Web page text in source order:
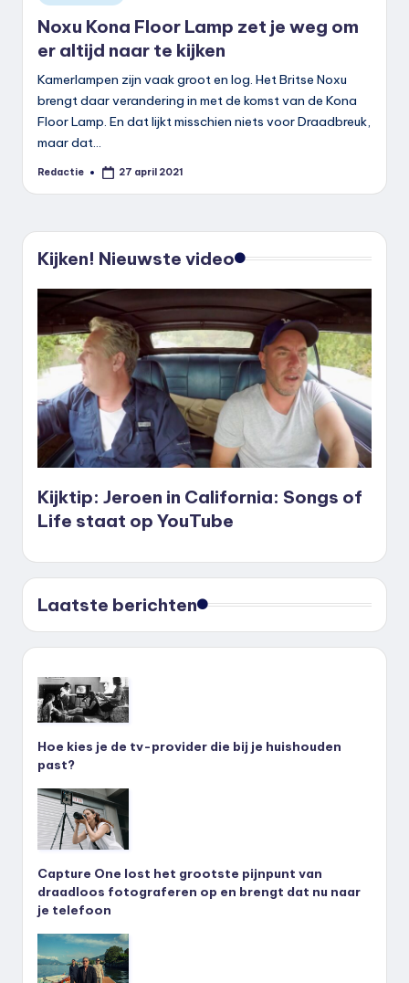
in
Noxu Kona Floor Lamp zet je weg om
er altijd naar te kijken
Kamerlampen zijn vaak groot en log. Het Britse Noxu
brengt daar verandering in met de komst van de Kona
Floor Lamp. En dat lijkt misschien niets voor Draadbreuk,
maar dat…
Geplaatst
Redactie 27 april 2021
Kijken! Nieuwste video
Kijktip: Jeroen in California: Songs of
Life staat op YouTube
Laatste berichten
Hoe kies je de tv-provider die bij je huishouden
past?
Capture One lost het grootste pijnpunt van
draadloos fotograferen op en brengt dat nu naar
je telefoon